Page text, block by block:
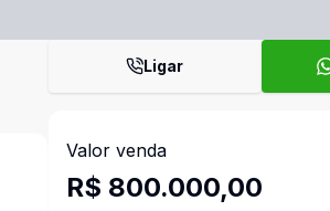
Ligar
Valor venda
R$ 800.000,00